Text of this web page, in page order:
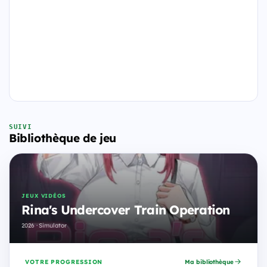
SUIVI
Bibliothèque de jeu
JEUX VIDÉOS
Rina's Undercover Train Operation
2026 · Simulator
VOTRE PROGRESSION Ma bibliothèque